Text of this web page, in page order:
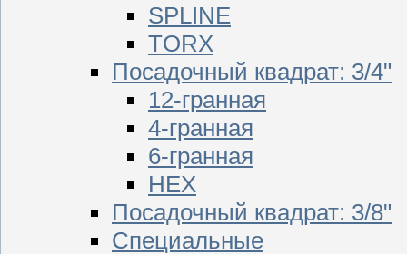
SPLINE
TORX
Посадочный квадрат: 3/4"
12-гранная
4-гранная
6-гранная
HEX
Посадочный квадрат: 3/8"
Специальные